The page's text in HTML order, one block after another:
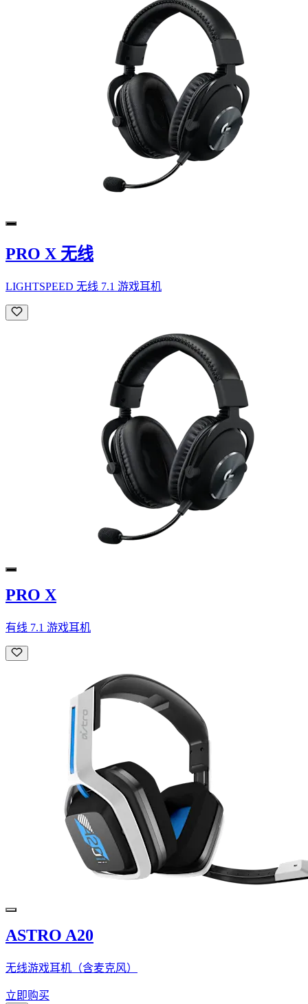
PRO X 无线
LIGHTSPEED 无线 7.1 游戏耳机
PRO X
有线 7.1 游戏耳机
ASTRO A20
无线游戏耳机（含麦克风）
立即购买